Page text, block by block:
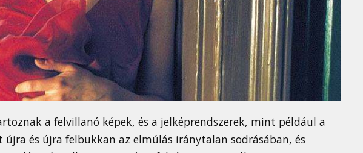
a felvillanó képek, és a jelképrendszerek, mint például a
újra és újra felbukkan az elmúlás iránytalan sodrásában, és